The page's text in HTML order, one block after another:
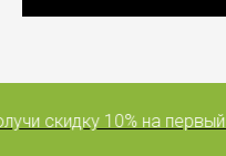
скидку 10% на первый